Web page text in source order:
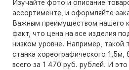
Изучайте фото и описание
ассортименте, и оформляйте
Важным преимуществом нашего
факт, что цена на все изделия
низком уровне. Например, такой
станка хореографического 1,5м,
всего за 1 470 руб. рублей. И это